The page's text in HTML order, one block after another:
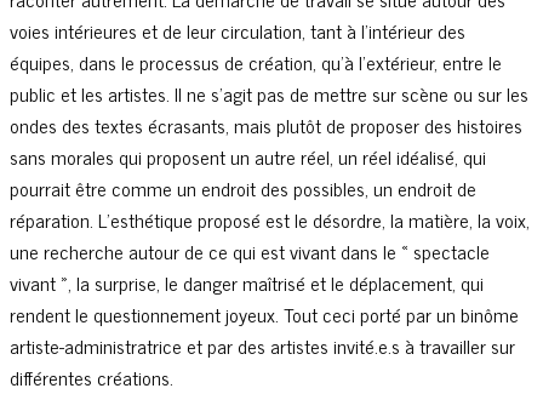
voies intérieures et de leur circulation, tant à l’intérieur des
équipes, dans le processus de création, qu’à l’extérieur, entre le
public et les artistes. Il ne s’agit pas de mettre sur scène ou sur les
ondes des textes écrasants, mais plutôt de proposer des histoires
sans morales qui proposent un autre réel, un réel idéalisé, qui
pourrait être comme un endroit des possibles, un endroit de
réparation. L’esthétique proposé est le désordre, la matière, la voix,
une recherche autour de ce qui est vivant dans le « spectacle
vivant », la surprise, le danger maîtrisé et le déplacement, qui
rendent le questionnement joyeux. Tout ceci porté par un binôme
artiste-administratrice et par des artistes invité.e.s à travailler sur
différentes créations.